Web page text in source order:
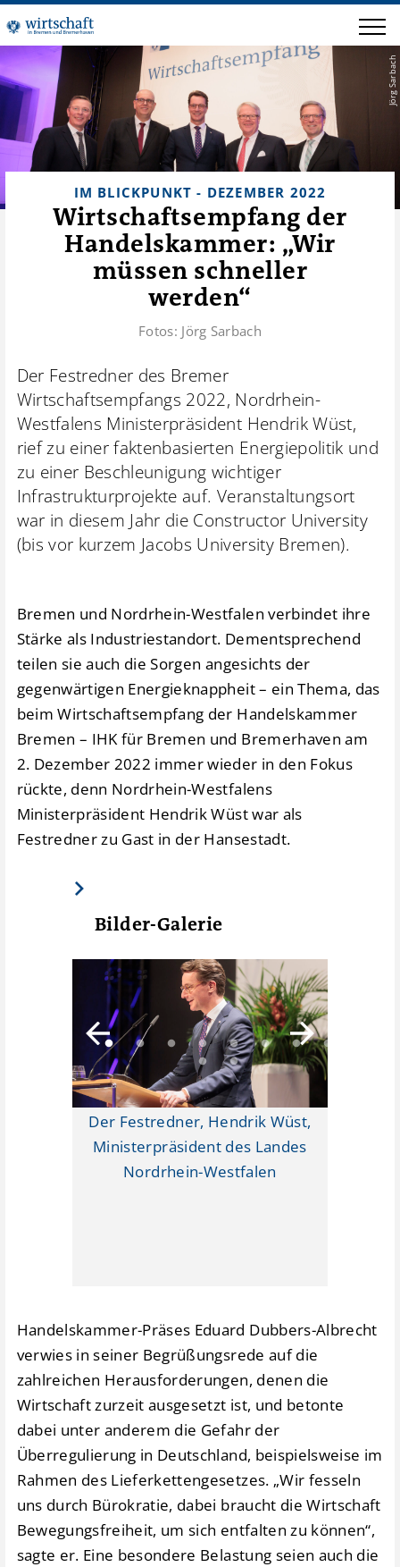
Jörg Sarbach
IM BLICKPUNKT - DEZEMBER 2022
Wirtschaftsempfang der
Handelskammer: „Wir
müssen schneller
werden“
Fotos: Jörg Sarbach
Der Festredner des Bremer
Wirtschaftsempfangs 2022, Nordrhein-
Westfalens Ministerpräsident Hendrik Wüst,
rief zu einer faktenbasierten Energiepolitik und
zu einer Beschleunigung wichtiger
Infrastrukturprojekte auf. Veranstaltungsort
war in diesem Jahr die Constructor University
(bis vor kurzem Jacobs University Bremen).
Bremen und Nordrhein-Westfalen verbindet ihre
Stärke als Industriestandort. Dementsprechend
teilen sie auch die Sorgen angesichts der
gegenwärtigen Energieknappheit – ein Thema, das
beim Wirtschaftsempfang der Handelskammer
Bremen – IHK für Bremen und Bremerhaven am
2. Dezember 2022 immer wieder in den Fokus
rückte, denn Nordrhein-Westfalens
Ministerpräsident Hendrik Wüst war als
Festredner zu Gast in der Hansestadt.
Bilder-Galerie
Der Festredner, Hendrik Wüst,
Ministerpräsident des Landes
Nordrhein-Westfalen
Handelskammer-Präses Eduard Dubbers-Albrecht
verwies in seiner Begrüßungsrede auf die
zahlreichen Herausforderungen, denen die
Wirtschaft zurzeit ausgesetzt ist, und betonte
dabei unter anderem die Gefahr der
Überregulierung in Deutschland, beispielsweise im
Rahmen des Lieferkettengesetzes. „Wir fesseln
uns durch Bürokratie, dabei braucht die Wirtschaft
Bewegungsfreiheit, um sich entfalten zu können“,
sagte er. Eine besondere Belastung seien auch die